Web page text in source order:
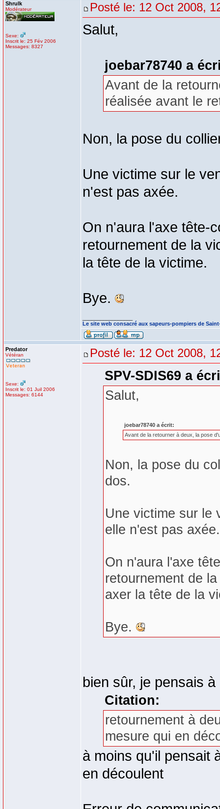
Shrulk
Modérateur
Sexe:
Inscrit le: 25 Fév 2006
Messages: 8327
Posté le: 12 Oct 2008,
Salut,
joebar78740 a
Avant de la
réalisée avant le
Non, la pose du
Une victime sur le
n'est pas axée.
On n'aura l'axe tête-
retournement de la
la tête de la victime.
Bye.
Le site web consacré aux sapeurs-pompiers de
Predator
Vétéran
Sexe:
Inscrit le: 01 Juil 2006
Messages: 6144
Posté le: 12 Oct 2008,
SPV-SDIS69 a
Salut,
joebar78740 a écrit:
Avant de la retourner à deux, la pose
Non, la pose du
dos.
Une victime sur le
elle n'est pas axée.
On n'aura l'axe
retournement de
axer la tête de la
Bye.
bien sûr, je pensais
Citation:
retournement à
mesure qui en
à moins qu'il pensait
en découlent